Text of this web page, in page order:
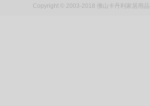
Copyright © 2003-2018 佛山卡丹利家居用